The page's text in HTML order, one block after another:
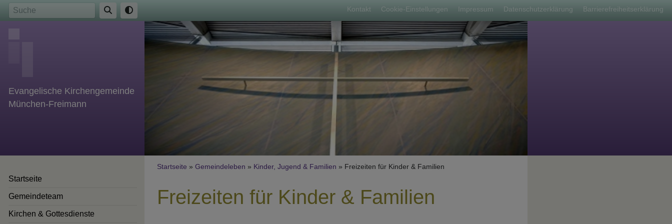
Direkt
zum
Fußbereichsmenü
Kontakt Cookie-Einstellungen Impressum Datenschutzerklärung Barrierefreiheitserklärung
Evangelische Kirchengemeinde
München-Freimann
Startseite
Gemeindeteam
Kirchen & Gottesdienste
Breadcrumb
Startseite Gemeindeleben Kinder, Jugend & Familien Freizeiten für Kinder & Familien
Freizeiten für Kinder & Familien